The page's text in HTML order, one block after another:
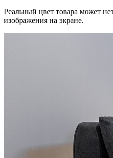
Реальный цвет товара может
изображения на экране.